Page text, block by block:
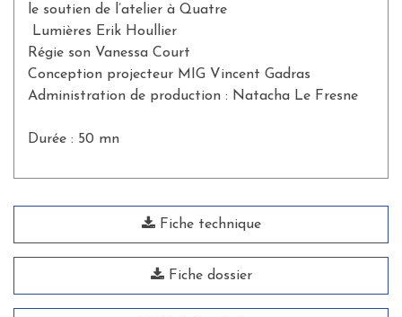
le soutien de l’atelier à Quatre
Lumières Erik Houllier
Régie son Vanessa Court
Conception projecteur MIG Vincent Gadras
Administration de production : Natacha Le Fresne
Durée : 50 mn
Fiche technique
Fiche dossier